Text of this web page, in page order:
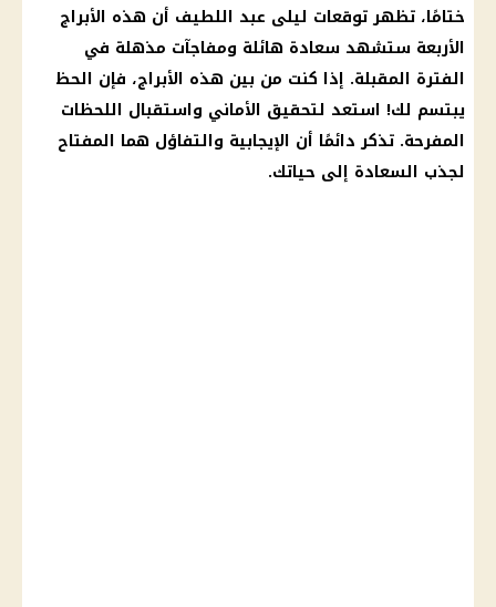
ختامًا، تظهرتوقعات ليلى عبد اللطيف أن هذه الأبراج
الأربعة ستشهد سعادة هائلة ومفاجآت مذهلة في
الفترة المقبلة. إذا كنت من بين هذه الأبراج، فإن الحظ
يبتسم لك! استعد لتحقيق الأماني واستقبال اللحظات
المفرحة. تذكر دائمًا أن الإيجابية والتفاؤل هما المفتاح
لجذب السعادة إلى حياتك.